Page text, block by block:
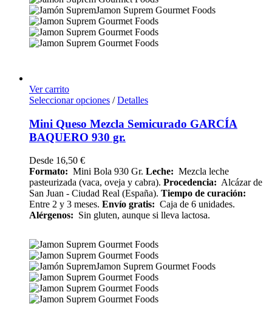
Ver carrito
Seleccionar opciones / Detalles
Mini Queso Mezcla Semicurado GARCÍA
BAQUERO 930 gr.
Desde 16,50 €
Formato: Mini Bola 930 Gr. Leche: Mezcla leche
pasteurizada (vaca, oveja y cabra). Procedencia: Alcázar de
San Juan - Ciudad Real (España). Tiempo de curación:
Entre 2 y 3 meses. Envío gratis: Caja de 6 unidades.
Alérgenos: Sin gluten, aunque si lleva lactosa.